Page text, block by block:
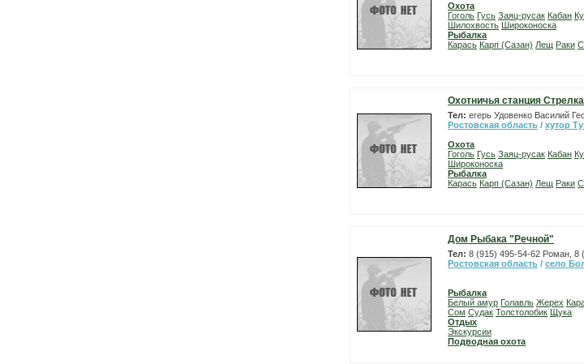
Охота
Гоголь Гусь Заяц-русак Кабан
Шилохвость Широконоска
Рыбалка
Карась Карп (Сазан) Лещ Раки
Охотничья станция Стрелка
Тел: егерь Удовенко Василий
Ростовская область / хутор
Охота
Гоголь Гусь Заяц-русак Кабан
Широконоска
Рыбалка
Карась Карп (Сазан) Лещ Раки
Дом Рыбака "Речной"
Тел: 8 (915) 495-54-62 Роман, 8
Ростовская область / село
Рыбалка
Белый амур Голавль Жерех
Сом Судак Толстолобик Щука
Отдых
Экскурсии
Подводная охота